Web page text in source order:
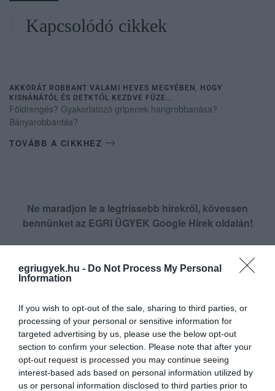
egriugyek.hu - Do Not Process My Personal
Information
If you wish to opt-out of the sale, sharing to third parties, or
processing of your personal or sensitive information for
targeted advertising by us, please use the below opt-out
section to confirm your selection. Please note that after your
opt-out request is processed you may continue seeing
interest-based ads based on personal information utilized by
us or personal information disclosed to third parties prior to
Kapcsolódó cikkek
AKKORÁT ROBBANT VALAMI HEVES MEGYÉBEN, HOGY
KISNÁNÁTÓL ÉS DETKTŐL KEZDVE FÜZE...
Földrengés? Gyakorlatozó gripenek hangrobbanása?
Bányarobbantás?
TOVÁBB A CIKKHEZ
Ne maradjon le a legfrissebb hírekről, kövessen
bennünket az EGRI ÜGYEK Google Hírek oldalán!
VISSZA A FŐOLDALRA
Legfrissebb híreink